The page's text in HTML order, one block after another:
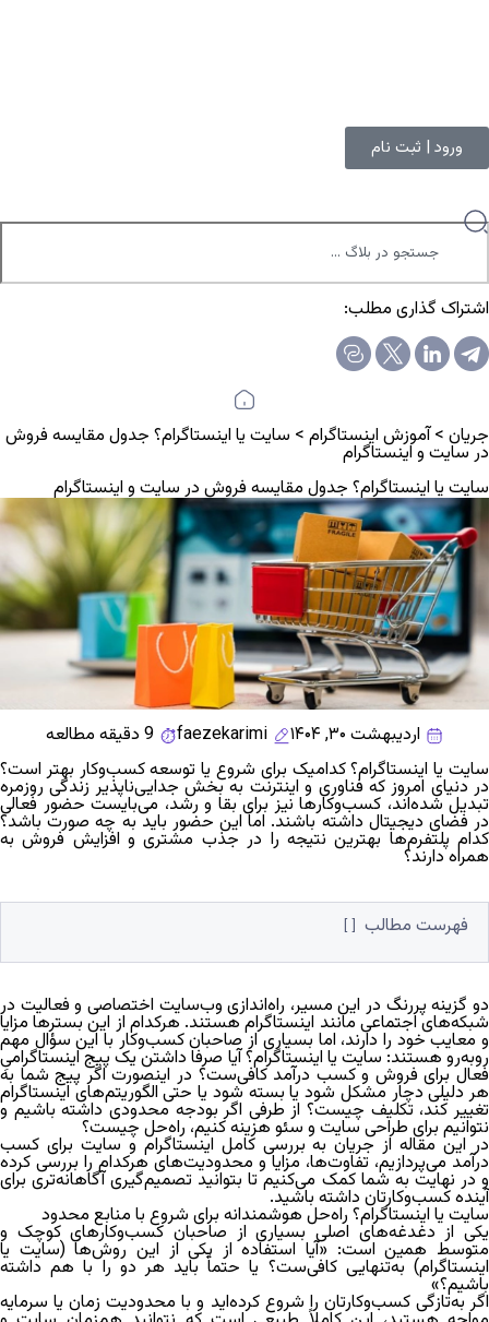
ورود | ثبت نام
اشتراک گذاری مطلب:
جریان >آموزش اینستاگرام > سایت یا اینستاگرام؟ جدول مقایسه فروش
در سایت و اینستاگرام
سایت یا اینستاگرام؟ جدول مقایسه فروش در سایت و اینستاگرام
اردیبهشت ۳۰, ۱۴۰۴ faezekarimi
9 دقیقه مطالعه
سایت یا اینستاگرام؟کدامیک برای شروع یا توسعه کسب‌وکار بهتر است؟
در دنیای امروز که فناوری و اینترنت به بخش جدایی‌ناپذیر زندگی روزمره
تبدیل شده‌اند، کسب‌وکارها نیز برای بقا و رشد، می‌بایست حضور فعالی
در فضای دیجیتال داشته باشند. اما این حضور باید به چه صورت باشد؟
کدام پلتفرم‌ها بهترین نتیجه را در جذب مشتری و افزایش فروش به
همراه دارند؟
فهرست مطالب
دو گزینه پررنگ در این مسیر، راه‌اندازی وب‌سایت اختصاصی و فعالیت در
شبکه‌های اجتماعی مانند اینستاگرام هستند. هرکدام از این بسترها مزایا
و معایب خود را دارند، اما بسیاری از صاحبان کسب‌وکار با این سؤال مهم
روبه‌رو هستند: سایت یا اینستاگرام؟ آیا صرفا داشتن یک پیج اینستاگرامیِ
فعال برای فروش و کسب درآمد کافی‌ست؟ در اینصورت اگر پیج شما به
هر دلیلی دچار مشکل شود یا بسته شود یا حتی الگوریتم‌های اینستاگرام
تغییر کند، تکلیف چیست؟ از طرفی اگر بودجه محدودی داشته باشیم و
نتوانیم برای طراحی سایت و سئو هزینه کنیم، راه‌حل چیست؟
در این مقاله از جریانبه بررسی کامل اینستاگرام و سایت برای کسب
درآمد می‌پردازیم، تفاوت‌ها، مزایا و محدودیت‌های هرکدام را بررسی کرده
و در نهایت به شما کمک می‌کنیم تا بتوانید تصمیم‌گیری آگاهانه‌تری برای
آینده کسب‌وکارتان داشته باشید.
سایت یا اینستاگرام؟ راه‌حل هوشمندانه برای شروع با منابع محدود
یکی از دغدغه‌های اصلی بسیاری از صاحبان کسب‌وکارهای کوچک و
متوسط همین است: «آیا استفاده از یکی از این روش‌ها (سایت یا
اینستاگرام) به‌تنهایی کافی‌ست؟ یا حتماً باید هر دو را با هم داشته
باشیم؟»
اگر به‌تازگی کسب‌وکارتان را شروع کرده‌اید و با محدودیت زمان یا سرمایه